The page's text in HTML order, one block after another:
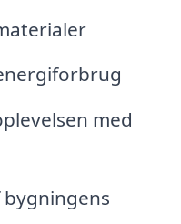
med
bygningens